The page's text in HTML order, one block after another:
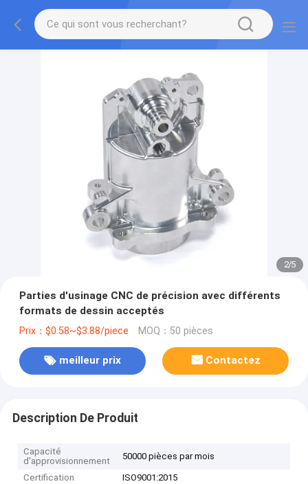
2/5
Parties d'usinage CNC de précision avec différents
formats de dessin acceptés
Prix：$0.58~$3.88/piece MOQ：50 pièces
meilleur prix Contactez
Description De Produit
Capacité
d'approvisionnement
50000 pièces par mois
Certification
ISO9001:2015